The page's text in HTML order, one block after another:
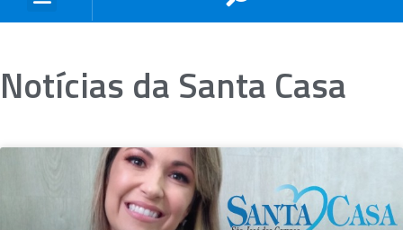
Notícias da Santa Casa